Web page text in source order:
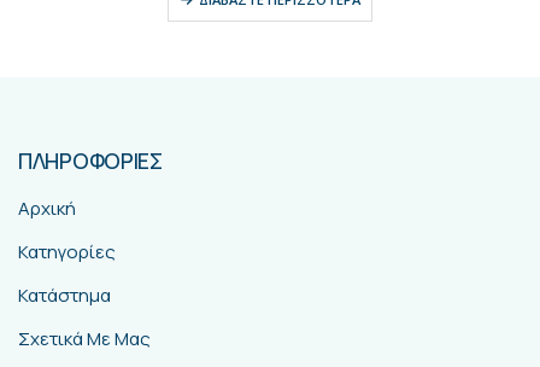
ΠΛΗΡΟΦΟΡΙΕΣ
Αρχική
Κατηγορίες
Κατάστημα
Σχετικά Με Μας